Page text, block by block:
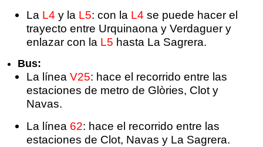
La L4 y la L5: con la L4 se puede hacer el
trayecto entre Urquinaona y Verdaguer y
enlazar con la L5 hasta La Sagrera.
Bus:
La línea V25: hace el recorrido entre las
estaciones de metro de Glòries, Clot y
Navas.
La línea 62: hace el recorrido entre las
estaciones de Clot, Navas y La Sagrera.